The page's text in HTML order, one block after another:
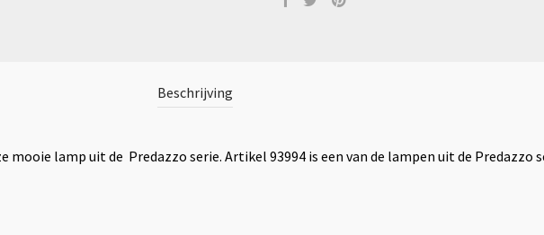
Beschrijving
mooie lamp uit de Predazzo serie. Artikel 93994 is een van de lampen uit de Predazzo